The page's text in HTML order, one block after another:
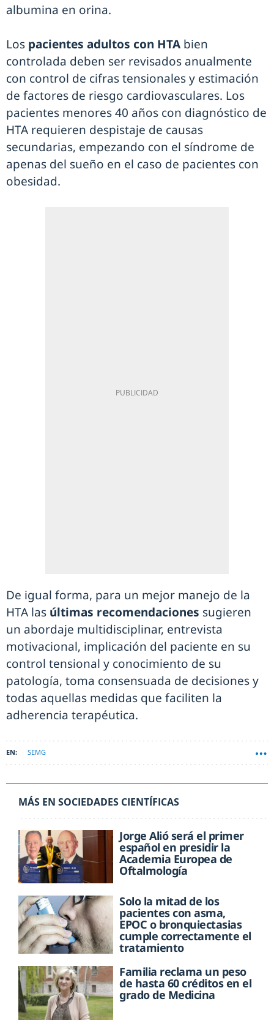
albumina en orina.
Los pacientes adultos con HTA bien
controlada deben ser revisados anualmente
con control de cifras tensionales y estimación
de factores de riesgo cardiovasculares. Los
pacientes menores 40 años con diagnóstico de
HTA requieren despistaje de causas
secundarias, empezando con el síndrome de
apenas del sueño en el caso de pacientes con
obesidad.
De igual forma, para un mejor manejo de la
HTA las últimas recomendaciones sugieren
un abordaje multidisciplinar, entrevista
motivacional, implicación del paciente en su
control tensional y conocimiento de su
patología, toma consensuada de decisiones y
todas aquellas medidas que faciliten la
adherencia terapéutica.
SEMG
MÁS EN SOCIEDADES CIENTÍFICAS
Jorge Alió será el primer
español en presidir la
Academia Europea de
Oftalmología
Solo la mitad de los
pacientes con asma,
EPOC o bronquiectasias
cumple correctamente el
tratamiento
Familia reclama un peso
de hasta 60 créditos en el
grado de Medicina